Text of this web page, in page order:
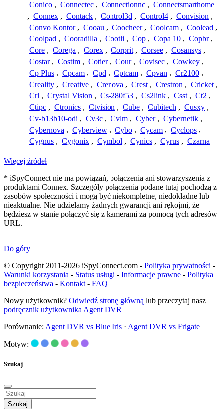
Conico , Connectec , Connectionnc , Connectsmarthome
, Connex , Contack , Control3d , Control4 , Convision ,
Convo Kontor , Cooau , Coocheer , Coolcam , Coolead ,
Coolpad , Cooradilla , Cootli , Cop , Copa 10 , Copbr ,
Core , Corega , Corex , Corprit , Corsee , Cosansys ,
Costar , Costim , Cotier , Cour , Covisec , Cowkey ,
Cp Plus , Cpcam , Cpd , Cptcam , Cpvan , Cr2100 ,
Creality , Creative , Crenova , Crest , Crestron , Cricket ,
Crl , Crystal Vision , Cs-280f53 , Cs2link , Csst , Ct2 ,
Ctipc , Ctronics , Ctvision , Cube , Cubitech , Cusxy ,
Cv-b13b10-odi , Cv3c , Cvlm , Cyber , Cybernetik ,
Cybernova , Cyberview , Cybo , Cycam , Cyclops ,
Cygnus , Cygonix , Cymbol , Cynics , Cyrus , Czarna
Więcej źródeł
* iSpyConnect nie ma powiązań, połączenia ani stowarzyszenia z
produktami Connex. Szczegóły połączenia podane tutaj pochodzą z
zasobów społeczności i mogą być niekompletne, niedokładne lub
nieaktualne. Nie udzielamy żadnych gwarancji ani rękojmi, że
będziesz w stanie połączyć się z kamerami za pomocą tych adresów
URL.
Do góry
© Copyright 2011-2026 iSpyConnect.com - Polityka prywatności -
Warunki korzystania - Status usługi - Informacje prawne - Polityka
bezpieczeństwa - Kontakt - FAQ
Nowy użytkownik? Odwiedź stronę główną lub przeczytaj nasz
podręcznik użytkownika Agent DVR
Porównanie: Agent DVR vs Blue Iris · Agent DVR vs Frigate
Motyw:
Szukaj
Szukaj